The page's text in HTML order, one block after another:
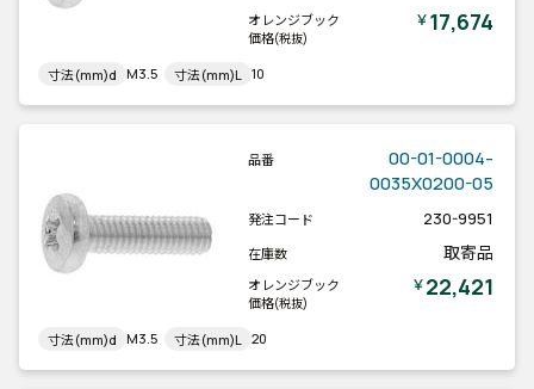
オレンジブック
価格(税抜)
￥17,674
寸法(mm)d M3.5 寸法(mm)L 10
品番
00-01-0004-
0035X0200-05
発注コード 230-9951
在庫数 取寄品
オレンジブック
価格(税抜)
￥22,421
寸法(mm)d M3.5 寸法(mm)L 20